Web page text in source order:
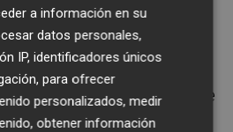
justo una
US Open y en fechas
a otros eventos, lo que
generalizado en
a información en su
datos personales,
IP, identificadores únicos
para ofrecer
personalizados, medir
obtener información